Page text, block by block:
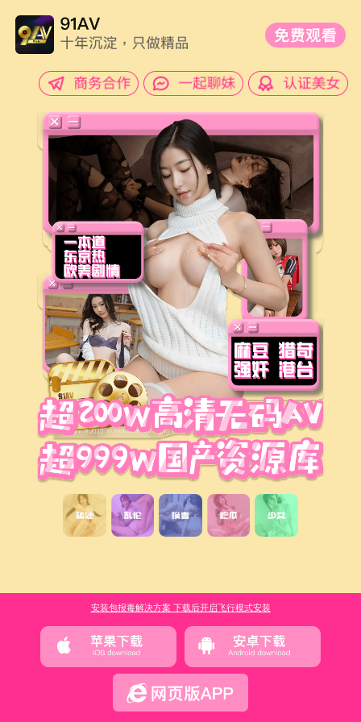
安装包报毒解决方案 下载后开启飞行模式安装